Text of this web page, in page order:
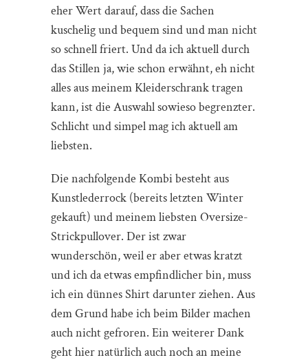
eher Wert darauf, dass die Sachen
kuschelig und bequem sind und man nicht
so schnell friert. Und da ich aktuell durch
das Stillen ja, wie schon erwähnt, eh nicht
alles aus meinem Kleiderschrank tragen
kann, ist die Auswahl sowieso begrenzter.
Schlicht und simpel mag ich aktuell am
liebsten.
Die nachfolgende Kombi besteht aus
Kunstlederrock (bereits letzten Winter
gekauft) und meinem liebsten Oversize-
Strickpullover. Der ist zwar
wunderschön, weil er aber etwas kratzt
und ich da etwas empfindlicher bin, muss
ich ein dünnes Shirt darunter ziehen. Aus
dem Grund habe ich beim Bilder machen
auch nicht gefroren. Ein weiterer Dank
geht hier natürlich auch noch an meine